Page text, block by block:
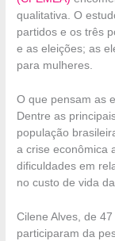
qualitativa. O
partidos e os três
e as eleições; as
para mulheres.
O que pensam as
Dentre as
população
a crise econômica
dificuldades em
no custo de vida
Cilene Alves, de
participaram da